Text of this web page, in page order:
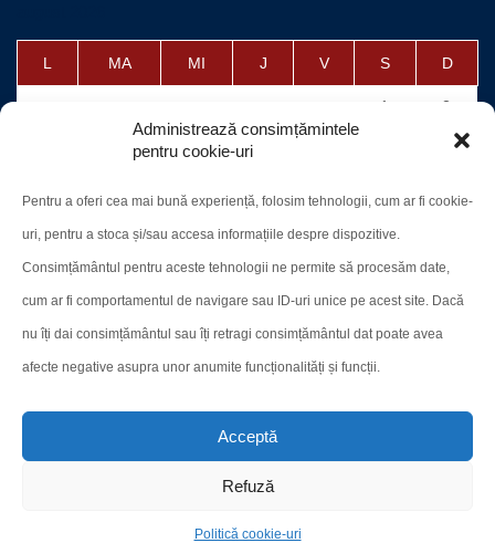
Administrează consimțămintele
pentru cookie-uri
Pentru a oferi cea mai bună experiență, folosim tehnologii, cum ar fi cookie-
uri, pentru a stoca și/sau accesa informațiile despre dispozitive.
Consimțământul pentru aceste tehnologii ne permite să procesăm date,
cum ar fi comportamentul de navigare sau ID-uri unice pe acest site. Dacă
nu îți dai consimțământul sau îți retragi consimțământul dat poate avea
afecte negative asupra unor anumite funcționalități și funcții.
Acceptă
Refuză
Politică cookie-uri
L MA MI J V S D
1 2
5
20 22
24 25 26 27 28 29 30
31
« iul.